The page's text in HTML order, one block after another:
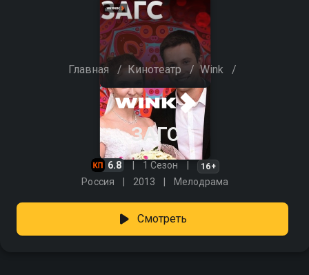
Главная / Кинотеатр / Wink /
ЗАГС
6.8 1 Сезон 16+
Россия 2013 Мелодрама
Смотреть